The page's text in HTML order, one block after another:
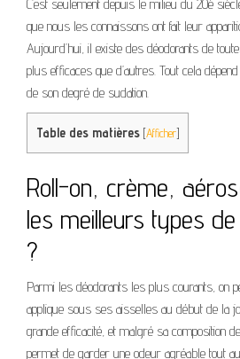
C’est seulement depuis le milieu du 20è
que nous les connaissons ont fait leur
Aujourd’hui, il existe des déodorants de
plus efficaces que d’autres. Tout cela
de son degré de sudation.
Table des matières [Afficher]
Roll-on, crème,
les meilleurs types
?
Parmi les déodorants les plus courants, on
applique sous ses aisselles au début de la
grande efficacité, et malgré sa composition
permet de garder une odeur agréable tout